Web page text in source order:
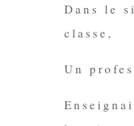
Dans le
classe,
Un